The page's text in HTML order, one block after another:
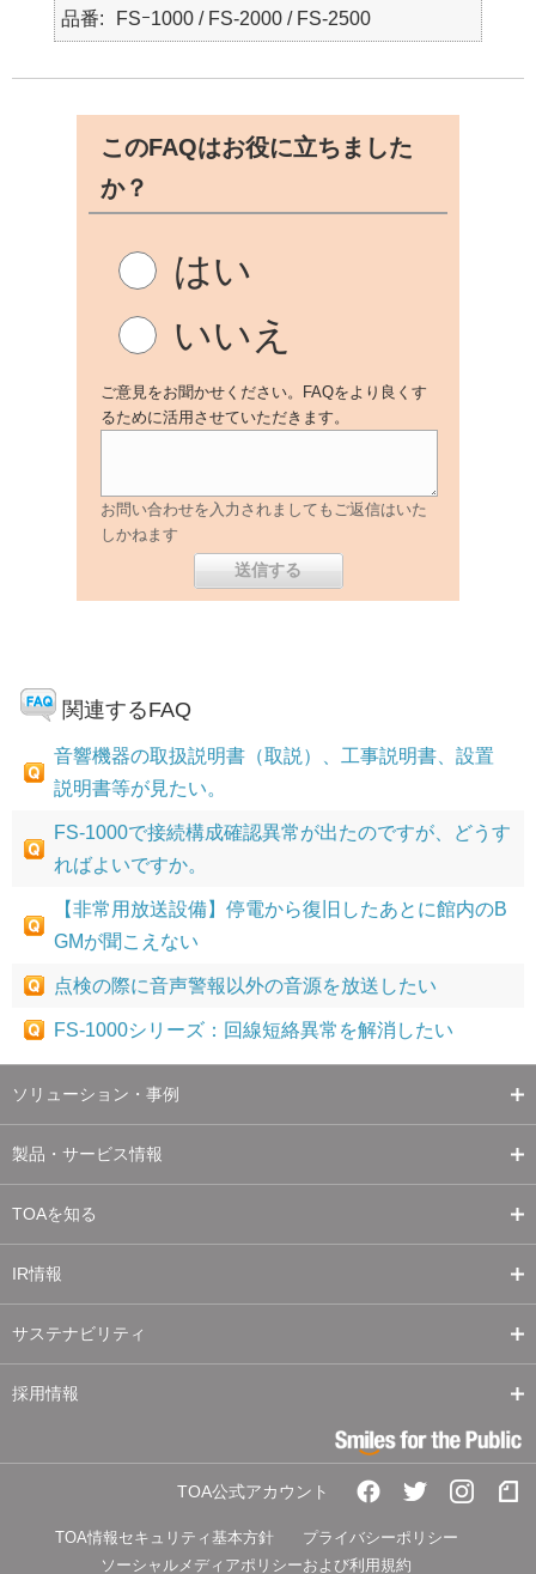
品番 FSｰ1000 / FS-2000 / FS-2500
このFAQはお役に立ちました
か？
はい
いいえ
ご意見をお聞かせください。FAQをより良くす
るために活用させていただきます。
お問い合わせを入力されましてもご返信はいた
しかねます
関連するFAQ
音響機器の取扱説明書（取説）、工事説明書、設置
説明書等が見たい。
FS-1000で接続構成確認異常が出たのですが、どうす
ればよいですか。
【非常用放送設備】停電から復旧したあとに館内のB
GMが聞こえない
点検の際に音声警報以外の音源を放送したい
FS-1000シリーズ：回線短絡異常を解消したい
ソリューション・事例
製品・サービス情報
TOAを知る
IR情報
サステナビリティ
採用情報
TOA公式アカウント
TOA情報セキュリティ基本方針
プライバシーポリシー
ソーシャルメディアポリシーおよび利用規約